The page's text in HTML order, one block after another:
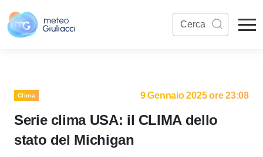
Clima 9 Gennaio 2025 ore 23:08
Serie clima USA: il CLIMA dello
stato del Michigan